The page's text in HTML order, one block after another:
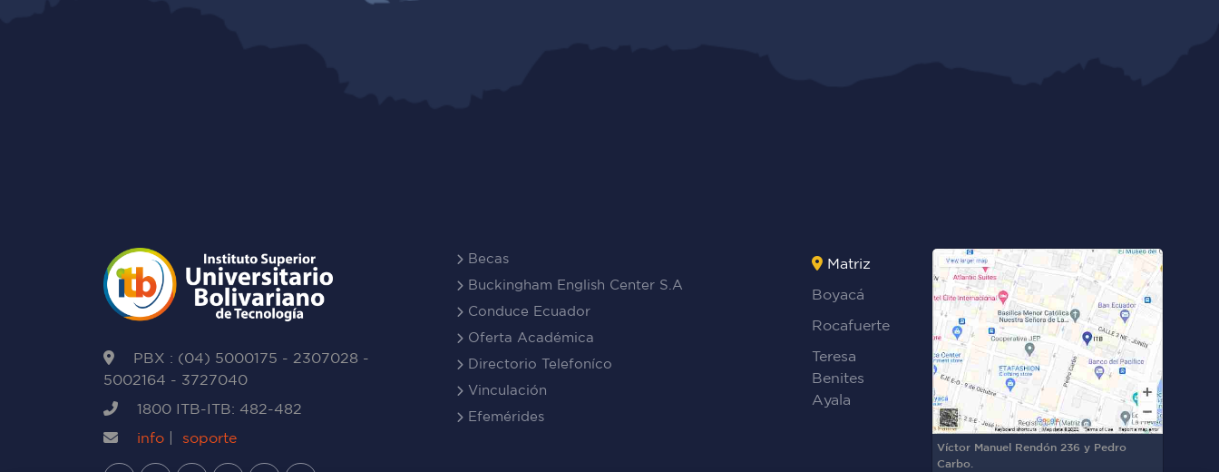
PBX : (04) 5000175 - 2307028 -
5002164 - 3727040
1800 ITB-ITB: 482-482
info
soporte
Becas
Buckingham English Center S.A
Conduce Ecuador
Oferta Académica
Directorio Telefoníco
Vinculación
Efemérides
Matriz
Boyacá
Rocafuerte
Teresa
Benites
Ayala
Víctor Manuel Rendón 236 y Pedro
Carbo.